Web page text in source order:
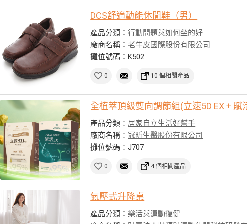
DCS舒適動能休閒鞋（男）
產品分類：行動問題與如何坐的好
廠商名稱：老牛皮國際股份有限公司
攤位號碼：K502
0 10 個相關產品
全植萃頂級雙向調節組(立速5D EX + 賦
產品分類： 居家自立生活好幫手
廠商名稱：冠昕生醫股份有限公司
攤位號碼：J707
0 4 個相關產品
氣壓式升降桌
產品分類：樂活與運動復健